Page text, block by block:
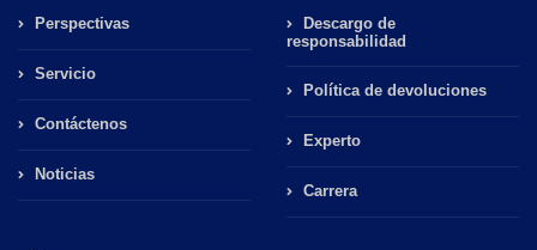
Perspectivas
Servicio
Contáctenos
Noticias
Descargo de
responsabilidad
Política de devoluciones
Experto
Carrera